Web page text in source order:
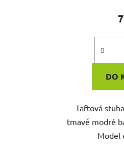
DO
Taftová
tmavě modré
Model